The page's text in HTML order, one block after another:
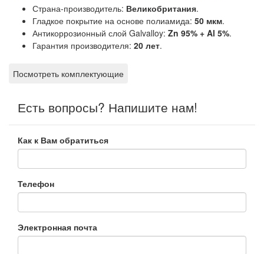
Страна-производитель: Великобритания.
Гладкое покрытие на основе полиамида: 50 мкм.
Антикоррозионный слой Galvalloy: Zn 95% + Al 5%.
Гарантия производителя: 20 лет.
Посмотреть комплектующие
Есть вопросы? Напишите нам!
Как к Вам обратиться
Телефон
Электронная почта